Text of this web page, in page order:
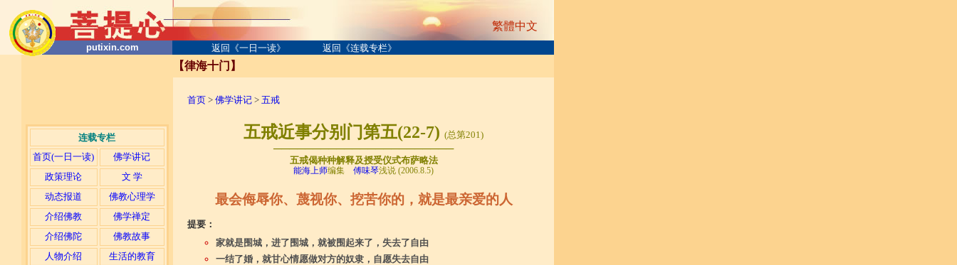
putixin.com 返回《一日一读》 返回《连载专栏》
连载专栏
首页(一日一读)
佛学讲记
政策理论
文 学
动态报道
佛教心理学
介绍佛教
佛学禅定
介绍佛陀
佛教故事
人物介绍
生活的教育
【律海十门】
首页 > 佛学讲记 > 五戒
五戒近事分别门第五(22-7) (总第201)
───────────────────────
五戒偈种种解释及授受仪式布萨略法
能海上师编集 傅味琴浅说 (2006.8.5)
最会侮辱你、蔑视你、挖苦你的，就是最亲爱的人
提要：
家就是围城，进了围城，就被围起来了，失去了自由
一结了婚，就甘心情愿做对方的奴隶，自愿失去自由
繁體中文